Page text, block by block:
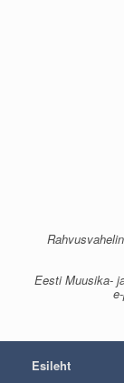
Eesti Muusika-
Esileht